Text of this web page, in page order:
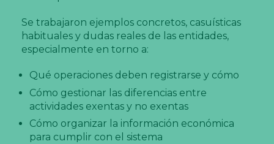
Se trabajaron ejemplos concretos, casuísticas
habituales y dudas reales de las entidades,
especialmente en torno a:
Qué operaciones deben registrarse y cómo
Cómo gestionar las diferencias entre
actividades exentas y no exentas
Cómo organizar la información económica
para cumplir con el sistema